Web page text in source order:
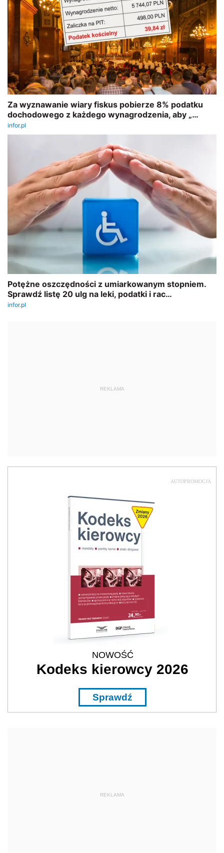
REKLAMA
AUTOPROMOCJA
NOWOŚĆ
Kodeks kierowcy 2026
Sprawdź
REKLAMA